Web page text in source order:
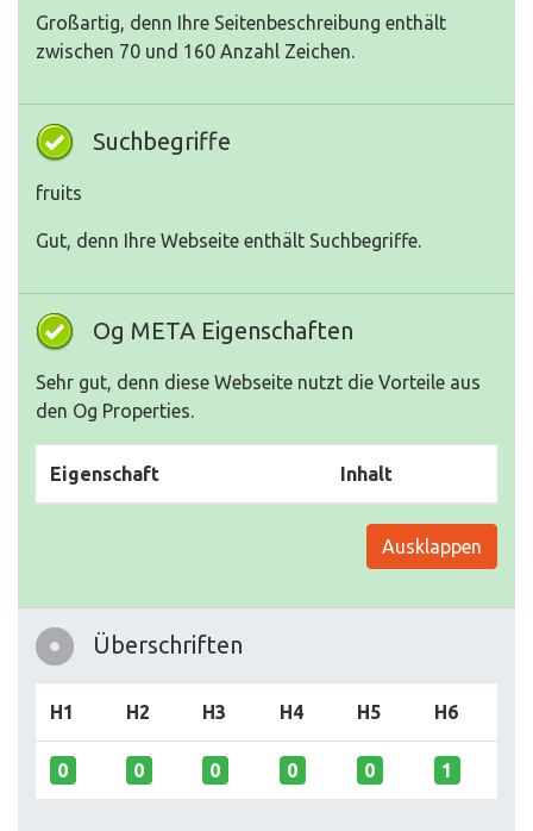
Großartig, denn Ihre Seitenbeschreibung enthält
zwischen 70 und 160 Anzahl Zeichen.
Suchbegriffe
fruits
Gut, denn Ihre Webseite enthält Suchbegriffe.
Og META Eigenschaften
Sehr gut, denn diese Webseite nutzt die Vorteile aus
den Og Properties.
Eigenschaft Inhalt
Ausklappen
Überschriften
H1 H2 H3 H4 H5 H6
0 0 0 0 0 1